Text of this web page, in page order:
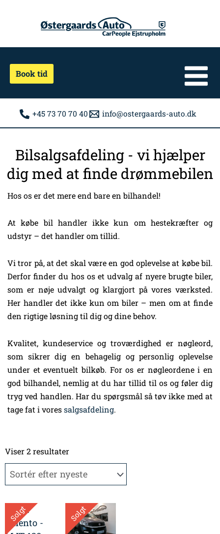
Book tid
+45 73 70 70 40 info@ostergaards-auto.dk
Bilsalgsafdeling - vi hjælper
dig med at finde drømmebilen
Hos os er det mere end bare en bilhandel!
At købe bil handler ikke kun om hestekræfter og
udstyr – det handler om tillid.
Vi tror på, at det skal være en god oplevelse at købe bil.
Derfor finder du hos os et udvalg af nyere brugte biler,
som er nøje udvalgt og klargjort på vores værksted.
Her handler det ikke kun om biler – men om at finde
den rigtige løsning til dig og dine behov.
Kvalitet, kundeservice og troværdighed er nøgleord,
som sikrer dig en behagelig og personlig oplevelse
under et eventuelt bilkøb. For os er nøgleordene i en
god bilhandel, nemlig at du har tillid til os og føler dig
tryg ved handlen. Har du spørgsmål så tøv ikke med at
tage fat i voressalgsafdeling.
Viser 2 resultaterefter
Solgt Solgt